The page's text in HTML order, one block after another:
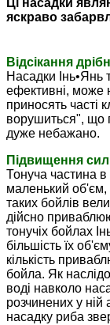
яскраво
Відсікання
Насадки Інь•Янь
ефективні, може
приносять часті
ворушиться", що
дуже небажано.
Підвищення
Тонуча частина
маленький об'єм,
таких бойлів
дійсно
тонучіх бойлах
більшість їх
кількість
бойла. Як
воді навколо
розчинених у ній
насадку риба